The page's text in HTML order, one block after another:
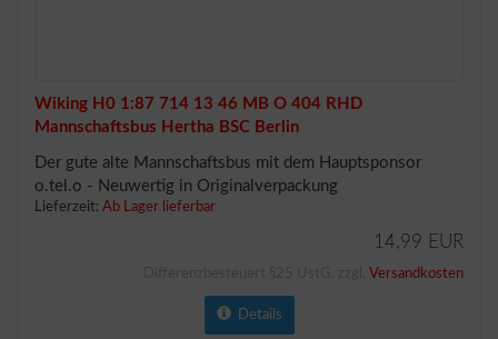
Wiking H0 1:87 714 13 46 MB O 404 RHD
Mannschaftsbus Hertha BSC Berlin
Der gute alte Mannschaftsbus mit dem Hauptsponsor
o.tel.o - Neuwertig in Originalverpackung
Lieferzeit: Ab Lager lieferbar
14,99 EUR
Versandkosten
Details